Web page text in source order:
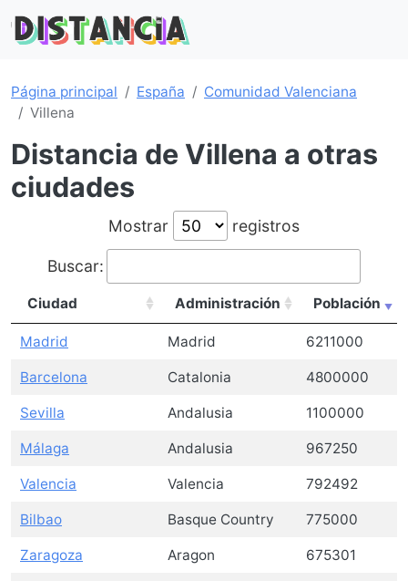
Página principal España
Comunidad Valenciana
Villena
Distancia de Villena a otras
ciudades
Mostrar registros
Buscar:
Ciudad Administración Población
Madrid Madrid 6211000
Barcelona Catalonia 4800000
Sevilla Andalusia 1100000
Málaga Andalusia 967250
Valencia Valencia 792492
Bilbao Basque Country 775000
Zaragoza Aragon 675301